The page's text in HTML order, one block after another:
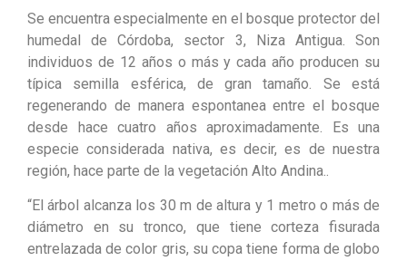
Se encuentra especialmente en el bosque protector del
humedal de Córdoba, sector 3, Niza Antigua. Son
individuos de 12 años o más y cada año producen su
típica semilla esférica, de gran tamaño. Se está
regenerando de manera espontanea entre el bosque
desde hace cuatro años aproximadamente. Es una
especie considerada nativa, es decir, es de nuestra
región, hace parte de la vegetación Alto Andina..
“El árbol alcanza los 30 m de altura y 1 metro o más de
diámetro en su tronco, que tiene corteza fisurada
entrelazada de color gris, su copa tiene forma de globo